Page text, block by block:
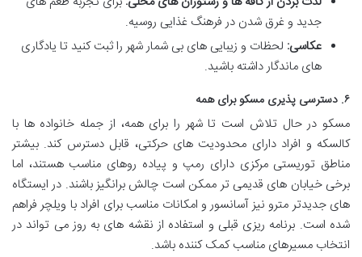
جدید و غرق شدن در فرهنگ غذایی روسیه.
عکاسی: لحظات و زیبایی های بی شمار شهر را ثبت کنید تا یادگاری
های ماندگار داشته باشید.
۶. دسترسی پذیری مسکو برای همه
مسکو در حال تلاش است تا شهر را برای همه، از جمله خانواده ها با
کالسکه و افراد دارای محدودیت های حرکتی، قابل دسترس کند. بیشتر
مناطق توریستی مرکزی دارای رمپ و پیاده روهای مناسب هستند، اما
برخی خیابان های قدیمی تر ممکن است چالش برانگیز باشند. در ایستگاه
های جدیدتر مترو نیز آسانسور و امکانات مناسب برای افراد با ویلچر فراهم
شده است. برنامه ریزی قبلی و استفاده از نقشه های به روز می تواند در
انتخاب مسیرهای مناسب کمک کننده باشد.